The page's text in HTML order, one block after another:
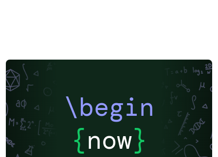
\begin
{now}